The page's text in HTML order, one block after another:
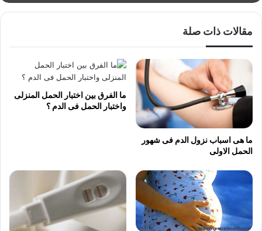
مقالات ذات صلة
ما هى اسباب نزول الدم فى شهور
الحمل الاولى
ما الفرق بين اختبار الحمل المنزلى
واختبار الحمل فى الدم ؟